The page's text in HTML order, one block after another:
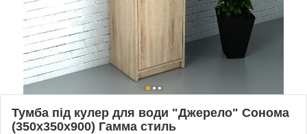
Тумба під кулер для води "Джерело" Сонома
(350x350x900) Гамма стиль